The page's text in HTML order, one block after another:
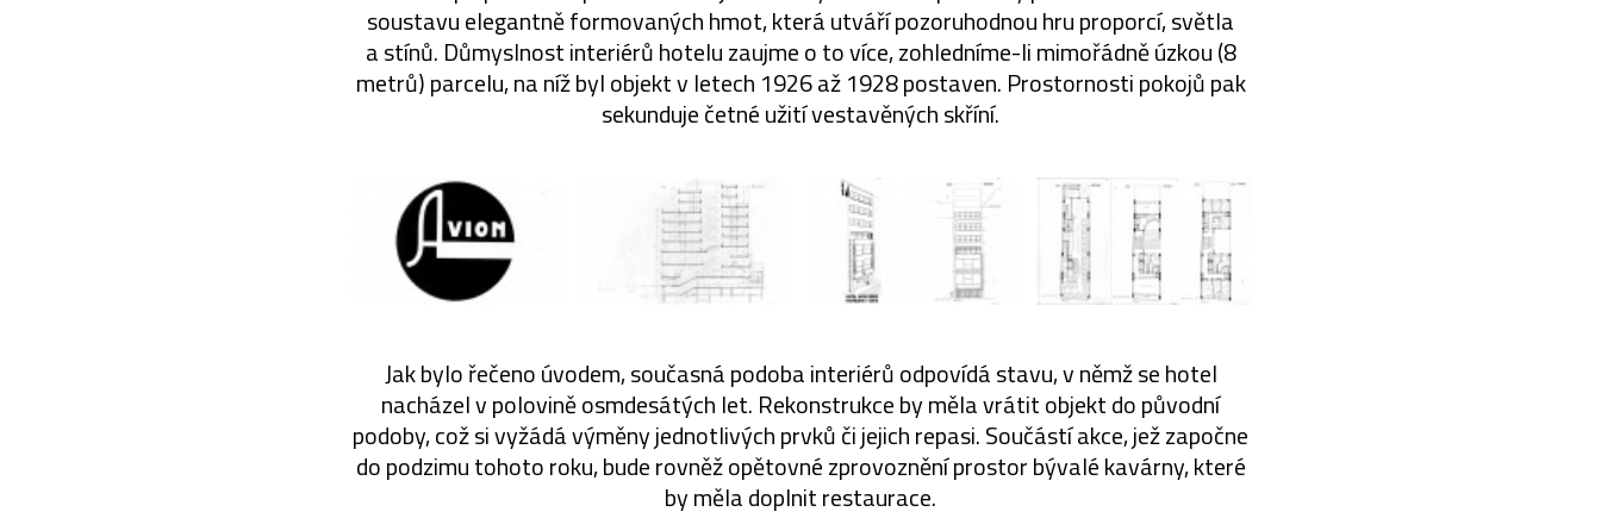
soustavu elegantně formovaných hmot, která utváří pozoruhodnou hru proporcí, světla
a stínů. Důmyslnost interiérů hotelu zaujme o to více, zohledníme-li mimořádně úzkou (8
metrů) parcelu, na níž byl objekt v letech 1926 až 1928 postaven. Prostornosti pokojů pak
sekunduje četné užití vestavěných skříní.
Jak bylo řečeno úvodem, současná podoba interiérů odpovídá stavu, v němž se hotel
nacházel v polovině osmdesátých let. Rekonstrukce by měla vrátit objekt do původní
podoby, což si vyžádá výměny jednotlivých prvků či jejich repasi. Součástí akce, jež započne
do podzimu tohoto roku, bude rovněž opětovné zprovoznění prostor bývalé kavárny, které
by měla doplnit restaurace.